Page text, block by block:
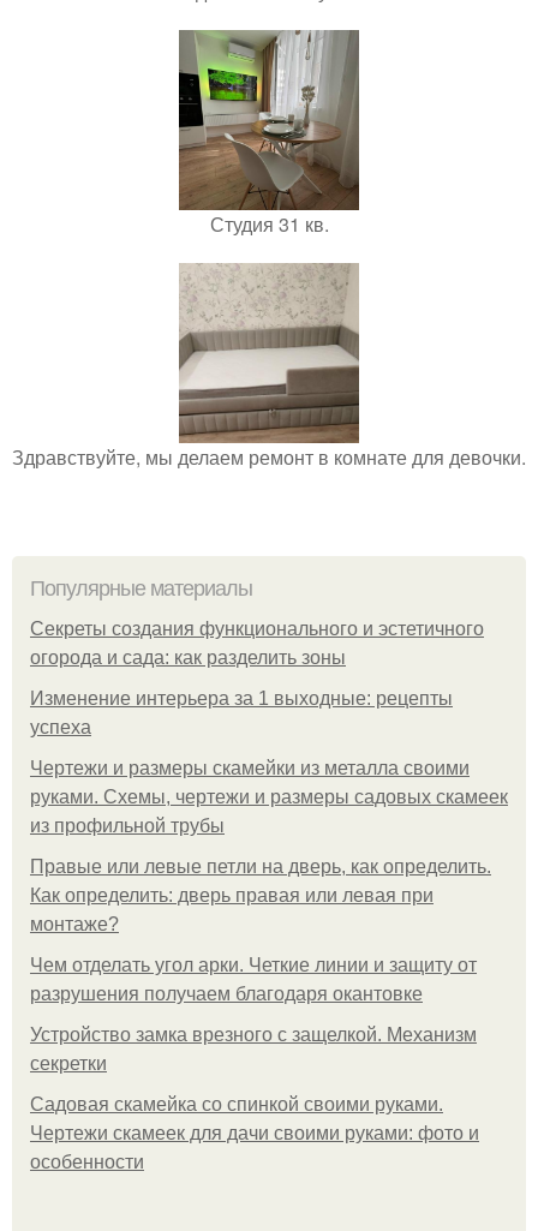
Студия 31 кв.
Здравствуйте, мы делаем ремонт в комнате для девочки.
Популярные материалы
Секреты создания функционального и эстетичного
огорода и сада: как разделить зоны
Изменение интерьера за 1 выходные: рецепты
успеха
Чертежи и размеры скамейки из металла своими
руками. Схемы, чертежи и размеры садовых скамеек
из профильной трубы
Правые или левые петли на дверь, как определить.
Как определить: дверь правая или левая при
монтаже?
Чем отделать угол арки. Четкие линии и защиту от
разрушения получаем благодаря окантовке
Устройство замка врезного с защелкой. Механизм
секретки
Садовая скамейка со спинкой своими руками.
Чертежи скамеек для дачи своими руками: фото и
особенности